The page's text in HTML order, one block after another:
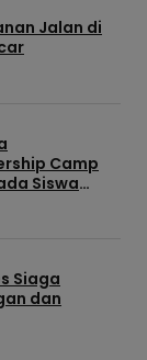
Jalan di
Camp
Siswa
Siaga
dan